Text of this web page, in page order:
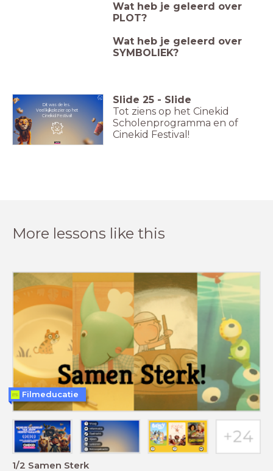
Wat heb je geleerd over
PLOT?
Wat heb je geleerd over
SYMBOLIEK?
Dit was de les.
Veel kijkplezier op het
Cinekid Festival!
Slide 25 - Slide
Tot ziens op het Cinekid
Scholenprogramma en of
Cinekid Festival!
More lessons like this
1/2 Samen Sterk
Filmeducatie